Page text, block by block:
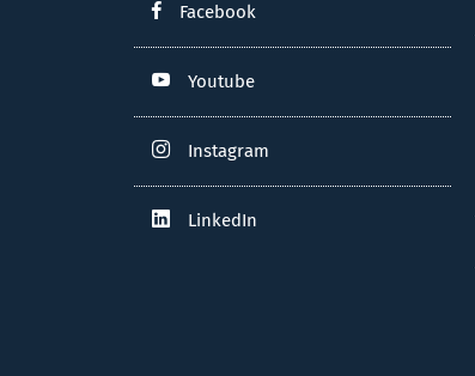
Facebook
Youtube
Instagram
LinkedIn